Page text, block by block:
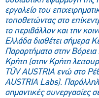
εργαλείο του
τοποθετώντας στο
το περιβάλλον και την
Ελλάδα διαθέτει σήμερα
Παραρτήματα στην Βόρεια
Κρήτη (στην Κρήτη
TÜV AUSTRIA ενώ στο
AUSTRIA Labs).
σημαντικές συνεργασίες